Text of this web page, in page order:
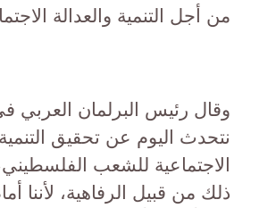
من أجل التنمية والعدالة
وقال رئيس البرلمان العربي
نتحدث اليوم عن تحقيق التنمية
الاجتماعية للشعب
ذلك من قبيل الرفاهية، لأننا